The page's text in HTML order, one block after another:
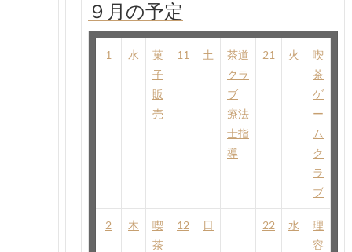
９月の予定
1 水
菓
子
販
売
11 土
茶道
クラ
ブ
療法
士指
導
21 火
喫
茶
ゲ
ー
ム
ク
ラ
ブ
2 木
喫
茶
12 日 22 水
理
容